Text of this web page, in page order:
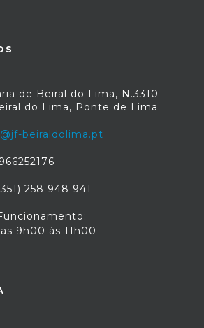
de Beiral do Lima, N.3310
do Lima, Ponte de Lima
beiraldolima.pt
258 948 941
9h00 às 11h00